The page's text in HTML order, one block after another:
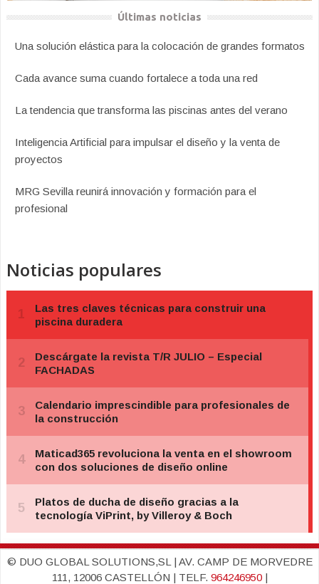
Últimas noticias
Una solución elástica para la colocación de grandes formatos
Cada avance suma cuando fortalece a toda una red
La tendencia que transforma las piscinas antes del verano
Inteligencia Artificial para impulsar el diseño y la venta de
proyectos
MRG Sevilla reunirá innovación y formación para el
profesional
Noticias populares
© DUO GLOBAL SOLUTIONS,SL | AV. CAMP DE MORVEDRE
111, 12006 CASTELLÓN | TELF. 964246950|